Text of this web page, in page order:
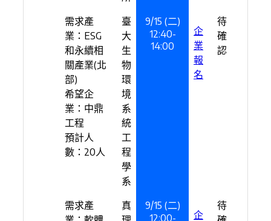
需求產
業：ESG
和永續相
關產業(北
部)
希望企
業：中鼎
工程
預計人
數：20人
臺
大
生
物
環
境
系
統
工
程
學
系
9/15 (二)
12:40-
14:00
企
業
報
名
待
確
認
需求產
真
9/15 (二)
12:00-
企
待